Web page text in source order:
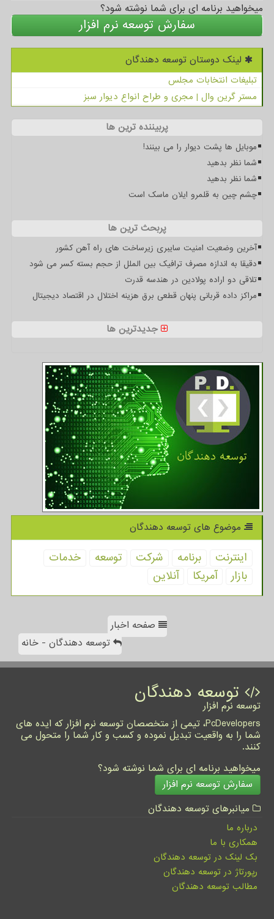
میخواهید برنامه ای برای شما نوشته شود؟
سفارش توسعه نرم افزار
لینک دوستان توسعه دهندگان
تبلیغات انتخابات مجلس
مستر گرین وال | مجری و طراح انواع دیوار سبز
پربیننده ترین ها
موبایل ها پشت دیوار را می بینند!
شما نظر بدهید
شما نظر بدهید
چشم چین به قلمرو ایلان ماسک است
پربحث ترین ها
آخرین وضعیت امنیت سایبری زیرساخت های راه آهن کشور
دقیقا به اندازه مصرف ترافیک بین الملل از حجم بسته کسر می شود
تلاقی دو اراده پولادین در هندسه قدرت
مراکز داده قربانی پنهان قطعی برق هزینه اختلال در اقتصاد دیجیتال
جدیدترین ها
موضوع های توسعه دهندگان
اینترنت برنامه شركت توسعه
خدمات
بازار
آمریكا آنلاین
صفحه اخبار
توسعه دهندگان - خانه
توسعه دهندگان
توسعه نرم افزار
PcDevelopers، تیمی از متخصصان توسعه نرم افزار که ایده های
شما را به واقعیت تبدیل نموده و کسب و کار شما را متحول می
کنند.
میخواهید برنامه ای برای شما نوشته شود؟
سفارش توسعه نرم افزار
میانبرهای توسعه دهندگان
درباره ما
همکاری با ما
بک لینک در توسعه دهندگان
رپورتاژ در توسعه دهندگان
مطالب توسعه دهندگان